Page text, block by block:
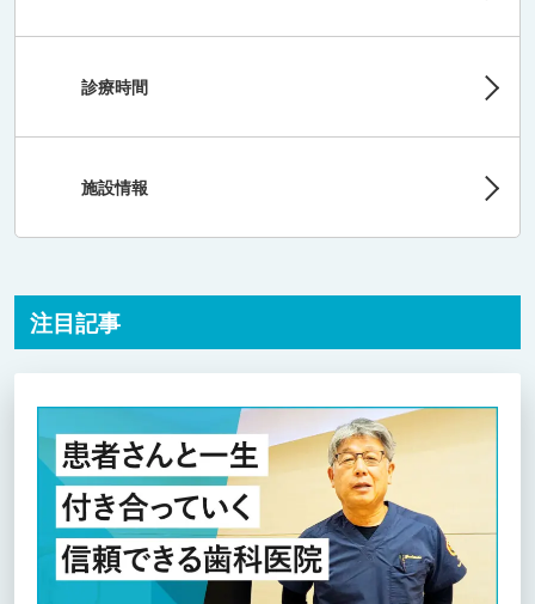
診療時間
施設情報
注目記事